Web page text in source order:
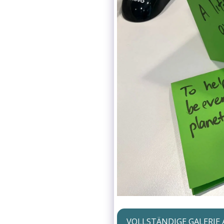
VOLLSTÄNDIGE GALERIE